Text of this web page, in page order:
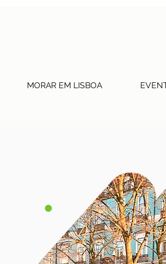
MORAR EM LISBOA